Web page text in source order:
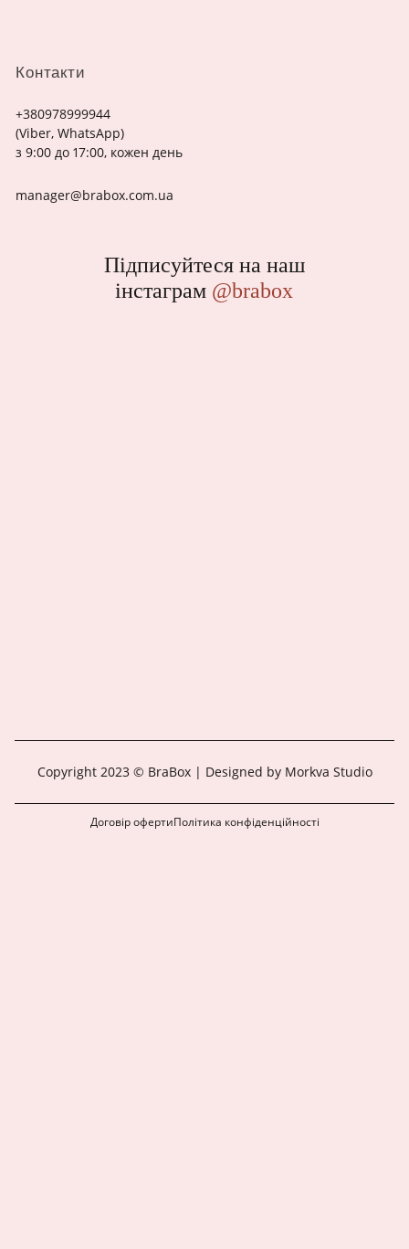
Контакти
+380978999944
(Viber, WhatsApp)
з 9:00 до 17:00, кожен день
manager@brabox.com.ua
Підписуйтеся на наш
інстаграм @brabox
Copyright 2023 © BraBox | Designed by Morkva Studio
Договір офертиПолітика конфіденційності